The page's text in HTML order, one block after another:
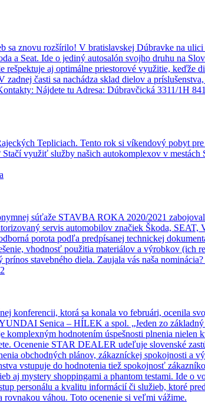
sa znovu rozšírilo! V bratislavskej Dúbravke na
a Seat. Ide o jediný autosalón svojho druhu na
rešpektuje aj optimálne priestorové využitie,
časti sa nachádza sklad dielov a
Nájdete tu Adresa: Dúbravčická 3311/1H
Tepliciach. Tento rok si víkendový pobyt
využiť služby našich autokomplexov v
súťaže STAVBA ROKA 2020/2021
servis automobilov značiek Škoda,
porota podľa predpísanej technickej
vhodnosť použitia materiálov a výrobkov
prínos stavebného diela. Zaujala vás naša
konferencii, ktorá sa konala vo februári, ocenila
Senica – HÍLEK a spol. „Jeden zo
hodnotením úspešnosti plnenia
Ocenenie STAR DEALER udeľuje slovenské
obchodných plánov, zákazníckej spokojnosti a
vstupuje do hodnotenia tiež spokojnosť
aj mystery shoppingami a phantom testami. Ide o
personálu a kvalitu informácií či služieb, ktoré
váhou. Toto ocenenie si veľmi vážime.